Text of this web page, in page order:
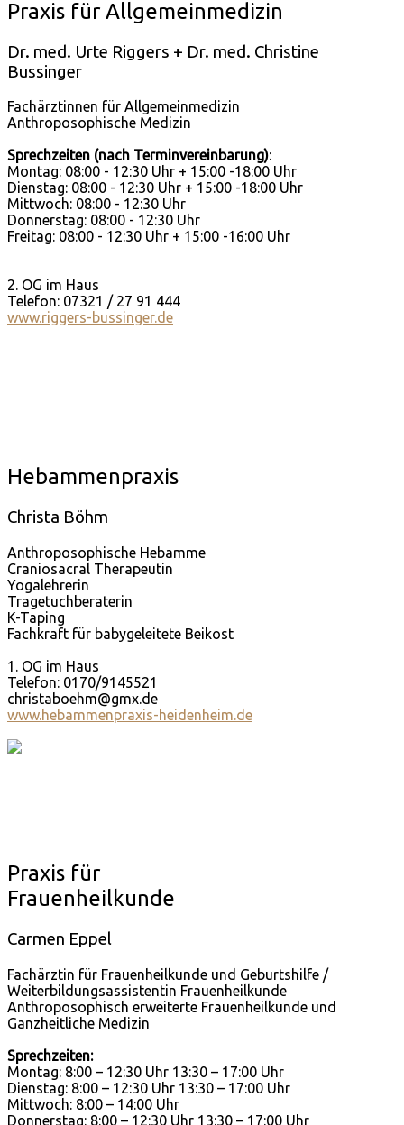
Praxis für Allgemeinmedizin
Dr. med. Urte Riggers + Dr. med. Christine
Bussinger
Fachärztinnen für Allgemeinmedizin
Anthroposophische Medizin
Sprechzeiten (nach Terminvereinbarung):
Montag: 08:00 - 12:30 Uhr + 15:00 -18:00 Uhr
Dienstag: 08:00 - 12:30 Uhr + 15:00 -18:00 Uhr
Mittwoch: 08:00 - 12:30 Uhr
Donnerstag: 08:00 - 12:30 Uhr
Freitag: 08:00 - 12:30 Uhr + 15:00 -16:00 Uhr
2. OG im Haus
Telefon: 07321 / 27 91 444
www.riggers-bussinger.de
Hebammenpraxis
Christa Böhm
Anthroposophische Hebamme
Craniosacral Therapeutin
Yogalehrerin
Tragetuchberaterin
K-Taping
Fachkraft für babygeleitete Beikost
1. OG im Haus
Telefon: 0170/9145521
christaboehm@gmx.de
www.hebammenpraxis-heidenheim.de
Praxis für
Frauenheilkunde
Carmen Eppel
Fachärztin für Frauenheilkunde und Geburtshilfe /
Weiterbildungsassistentin Frauenheilkunde
Anthroposophisch erweiterte Frauenheilkunde und
Ganzheitliche Medizin
Sprechzeiten:
Montag: 8:00 – 12:30 Uhr 13:30 – 17:00 Uhr
Dienstag: 8:00 – 12:30 Uhr 13:30 – 17:00 Uhr
Mittwoch: 8:00 – 14:00 Uhr
Donnerstag: 8:00 – 12:30 Uhr 13:30 – 17:00 Uhr